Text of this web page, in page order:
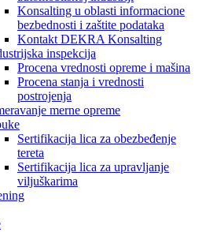
Konsalting u oblasti informacione
bezbednosti i zaštite podataka
Kontakt DEKRA Konsalting
inspekcija
Procena vrednosti opreme i mašina
Procena stanja i vrednosti
postrojenja
merne opreme
Sertifikacija lica za obezbeđenje
tereta
Sertifikacija lica za upravljanje
viljuškarima